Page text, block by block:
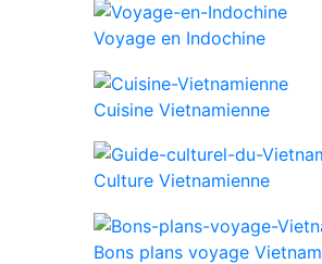
Voyage en Indochine
Cuisine Vietnamienne
Culture Vietnamienne
Bons plans voyage Vietnam